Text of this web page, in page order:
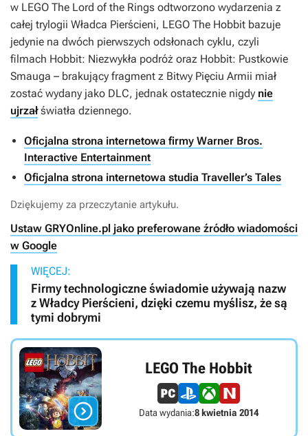
w LEGO The Lord of the Rings odtworzono wydarzenia z
całej trylogii Władca Pierścieni, LEGO The Hobbit bazuje
jedynie na dwóch pierwszych odsłonach cyklu, czyli
filmach Hobbit: Niezwykła podróż oraz Hobbit: Pustkowie
Smauga – brakujący fragment z Bitwy Pięciu Armii miał
zostać wydany jako DLC, jednak ostatecznie nigdy nie
ujrzałświatła dziennego.
Oficjalna strona internetowa firmy Warner Bros.
Interactive Entertainment
Oficjalna strona internetowa studia Traveller’s Tales
Dziękujemy za przeczytanie artykułu.
Ustaw GRYOnline.pl jako preferowane źródło wiadomości
w Google
WIĘCEJ:
Firmy technologiczne świadomie używają nazw
z Władcy Pierścieni, dzięki czemu myślisz, że są
tymi dobrymi

LEGO The Hobbit
Data wydania:8 kwietnia 2014